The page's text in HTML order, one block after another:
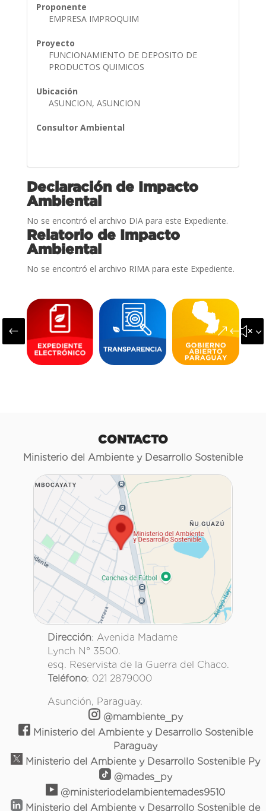
Proponente
EMPRESA IMPROQUIM
Proyecto
FUNCIONAMIENTO DE DEPOSITO DE
PRODUCTOS QUIMICOS
Ubicación
ASUNCION, ASUNCION
Consultor Ambiental
Declaración de Impacto
Ambiental
No se encontró el archivo DIA para este Expediente.
Relatorio de Impacto
Ambiental
No se encontró el archivo RIMA para este Expediente.
#
CONTACTO
Ministerio del Ambiente y Desarrollo Sostenible
Dirección: Avenida Madame
Lynch N° 3500.
esq. Reservista de la Guerra del Chaco.
Teléfono: 021 2879000
Asunción, Paraguay.
@mambiente_py
Ministerio del Ambiente y Desarrollo Sostenible
Paraguay
Ministerio del Ambiente y Desarrollo Sostenible Py
@mades_py
@ministeriodelambientemades9510
Ministerio del Ambiente y Desarrollo Sostenible de